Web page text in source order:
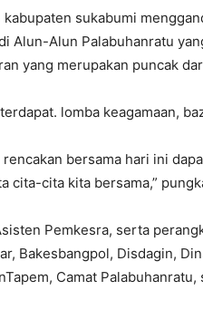
sukabumi
Alun-Alun Palabuhanratu
yang merupakan puncak
lomba keagamaan,
bersama hari ini
cita-cita kita bersama,”
Pemkesra, serta
Bakesbangpol, Disdagin,
Camat